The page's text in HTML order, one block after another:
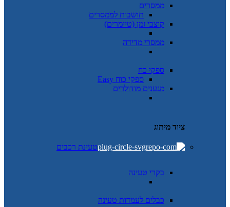
ממסרים
תושבות לממסרים
קוצבי זמן (טיימרים)
ממסרי מדידה
ספקי כח
ספקי כוח Easy
מגענים מודולרים
ציוד מיתוג
טעינת רכבים
בקרי טעינה
כבלים לעמדות טעינה